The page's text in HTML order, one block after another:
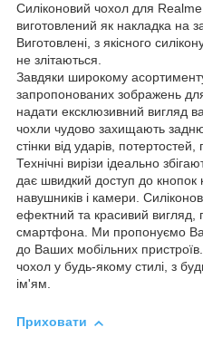
Силіконовий чохол для
виготовлений як накладка на
Виготовлені, з якісного
не злітаються.
Завдяки широкому асортименту
запропонованих зображень
надати ексклюзивний вигляд
чохли чудово захищають
стінки від ударів,
Технічні вирізи ідеально
дає швидкий доступ до кнопок
навушників і камери.
ефектний та красивий вигляд,
смартфона. Ми пропонуємо
до Ваших мобільних
чохол у будь-якому стилі, з
ім'ям.
Приховати